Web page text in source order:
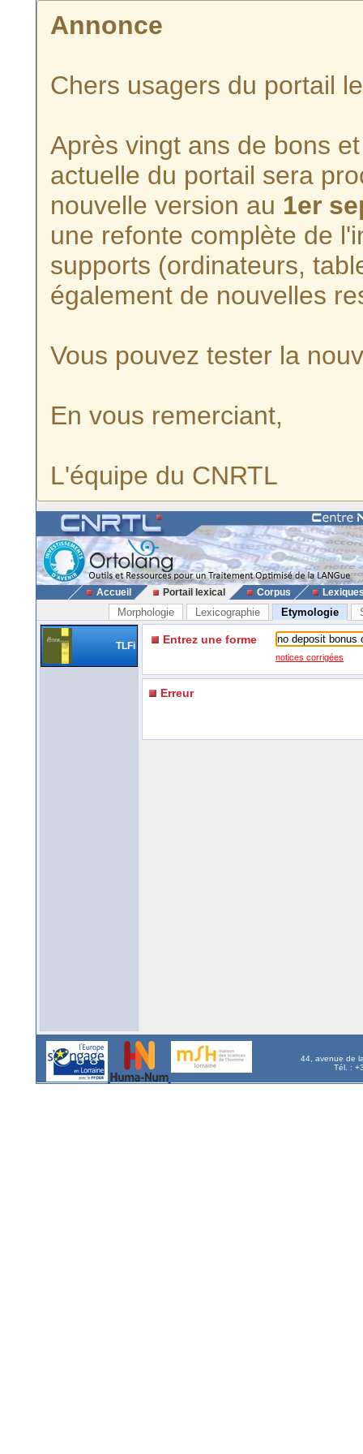
Annonce
Chers usagers du portail
Après vingt ans de bons
actuelle du portail sera
nouvelle version au 1er
une refonte complète de
supports (ordinateurs,
également de nouvelles
Vous pouvez tester la
En vous remerciant,
L'équipe du CNRTL
Accueil Portail lexical Corpus
Morphologie Lexicographie Etymologie
TLFi Entrez une forme
notices corrigées
Erreur
44, avenue de
Tél. :